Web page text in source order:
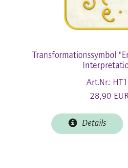
Transformationssymbol
Art.Nr.:
28,90 EUR
Details